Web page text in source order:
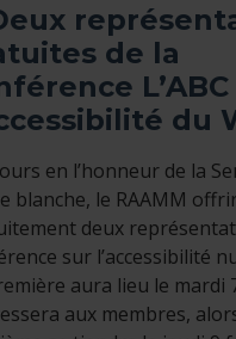
de la
du
en l’honneur de la
blanche, le RAAMM
deux
sur l’accessibilité
aura lieu le mardi
aux membres,